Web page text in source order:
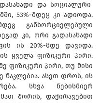
და სოციალური
53%-მდეც კი ადიოდა.
განხორციელებული
კი, ორი გადასახადი
ის 20%-მდე დავიდა.
ყველა ფიზიკური პირი.
ფიზიკური პირი, თუ მისი
ნაკლებია. ასეთ დროს, ის
სხვა ნებისმიერ
შორის, დაქირავებით